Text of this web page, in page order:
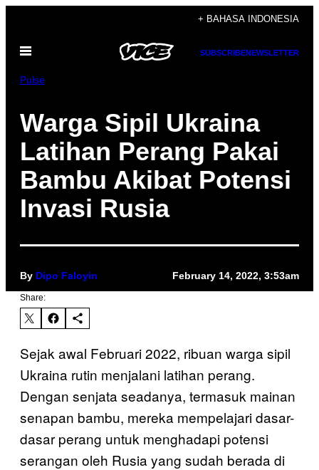
content
+ BAHASA INDONESIA
Open
SUBSCRIBENEWSLETTER
Pulse
Warga Sipil Ukraina
Latihan Perang Pakai
Bambu Akibat Potensi
Invasi Rusia
By Dipo Faloyin February 14, 2022, 3:53am
Share:
Sejak awal Februari 2022, ribuan warga sipil
Ukraina rutin menjalani latihan perang.
Dengan senjata seadanya, termasuk mainan
senapan bambu, mereka mempelajari dasar-
dasar perang untuk menghadapi potensi
serangan oleh Rusia yang sudah berada di